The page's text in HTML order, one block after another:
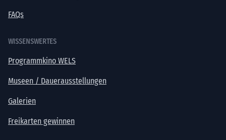
FAQs
WISSENSWERTES
Programmkino WELS
Museen / Dauerausstellungen
Galerien
Freikarten gewinnen